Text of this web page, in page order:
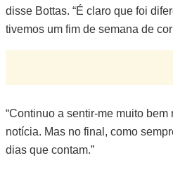
disse Bottas. “É claro que foi
tivemos um fim de semana de
“Continuo a sentir-me muito
notícia. Mas no final, como
dias que contam.”